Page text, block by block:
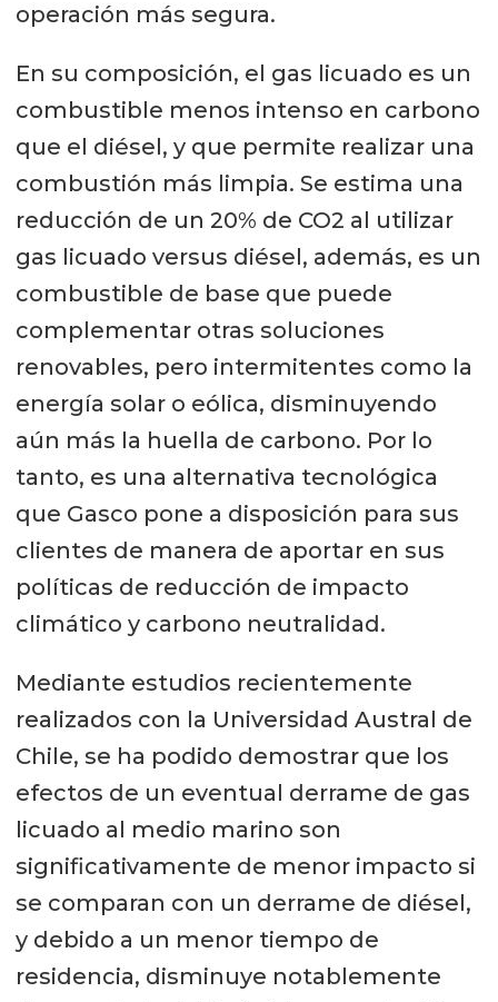
operación más segura.
En su composición, el gas licuado es un
combustible menos intenso en carbono
que el diésel, y que permite realizar una
combustión más limpia. Se estima una
reducción de un 20% de CO2 al utilizar
gas licuado versus diésel, además, es un
combustible de base que puede
complementar otras soluciones
renovables, pero intermitentes como la
energía solar o eólica, disminuyendo
aún más la huella de carbono. Por lo
tanto, es una alternativa tecnológica
que Gasco pone a disposición para sus
clientes de manera de aportar en sus
políticas de reducción de impacto
climático y carbono neutralidad.
Mediante estudios recientemente
realizados con la Universidad Austral de
Chile, se ha podido demostrar que los
efectos de un eventual derrame de gas
licuado al medio marino son
significativamente de menor impacto si
se comparan con un derrame de diésel,
y debido a un menor tiempo de
residencia, disminuye notablemente